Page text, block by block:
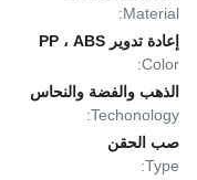
Material:
إعادة تدوير PP ، ABS
Color:
الذهب والفضة والنحاس
Techonology:
صب الحقن
Type: